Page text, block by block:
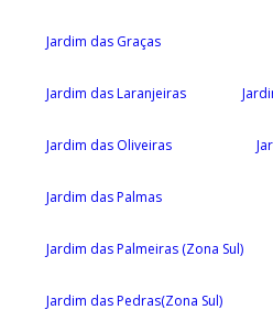
Jardim das Graças
Jardim das Laranjeiras
Jardim das Oliveiras
Jardim das Palmas
Jardim das Palmeiras (Zona Sul)
Jardim das Pedras(Zona Sul)